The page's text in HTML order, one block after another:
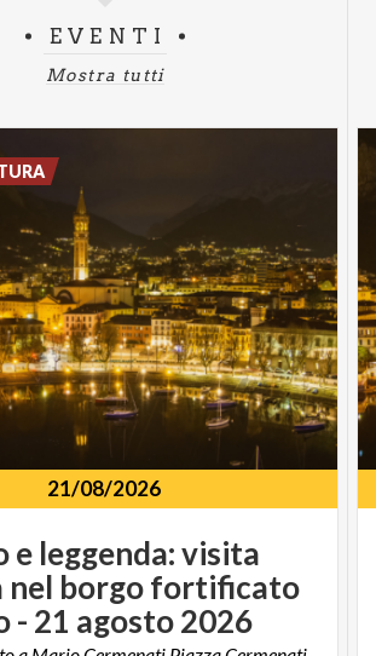
EVENTI
Mostra tutti
21/08/2026
e leggenda: visita
nel borgo fortificato
- 21 agosto 2026